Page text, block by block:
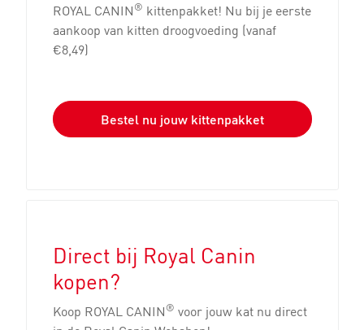
ROYAL CANIN® kittenpakket! Nu bij je eerste
aankoop van kitten droogvoeding (vanaf
€8,49)
Bestel nu jouw kittenpakket
Direct bij Royal Canin
kopen?
Koop ROYAL CANIN® voor jouw kat nu direct